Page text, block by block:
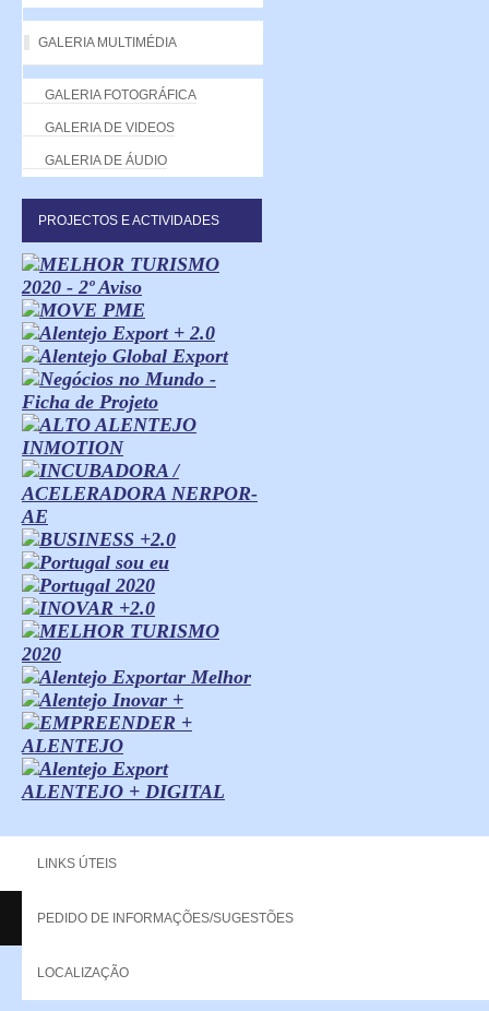
GALERIA MULTIMÉDIA
GALERIA FOTOGRÁFICA
GALERIA DE VIDEOS
GALERIA DE ÁUDIO
PROJECTOS E ACTIVIDADES
ALENTEJO + DIGITAL
LINKS ÚTEIS
PEDIDO DE INFORMAÇÕES/SUGESTÕES
LOCALIZAÇÃO
Copyright - 2013 NERPOR. All rights reserved.